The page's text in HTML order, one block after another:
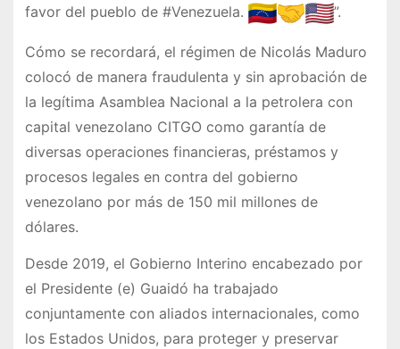
favor del pueblo de #Venezuela.
”.
Cómo se recordará, el régimen de Nicolás Maduro
colocó de manera fraudulenta y sin aprobación de
la legítima Asamblea Nacional a la petrolera con
capital venezolano CITGO como garantía de
diversas operaciones financieras, préstamos y
procesos legales en contra del gobierno
venezolano por más de 150 mil millones de
dólares.
Desde 2019, el Gobierno Interino encabezado por
el Presidente (e) Guaidó ha trabajado
conjuntamente con aliados internacionales, como
los Estados Unidos, para proteger y preservar